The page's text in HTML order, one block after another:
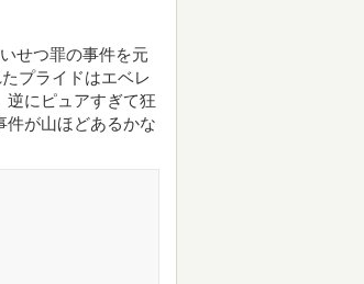
せつ罪の事件を元
プライドはエベレ
逆にピュアすぎて狂
件が山ほどあるかな